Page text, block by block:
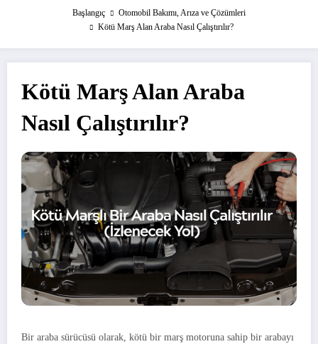
Başlangıç
Otomobil Bakımı, Arıza ve Çözümleri
Kötü Marş Alan Araba Nasıl Çalıştırılır?
Kötü Marş Alan Araba
Nasıl Çalıştırılır?
Bir araba sürücüsü olarak, kötü bir marş motoruna sahip bir arabayı